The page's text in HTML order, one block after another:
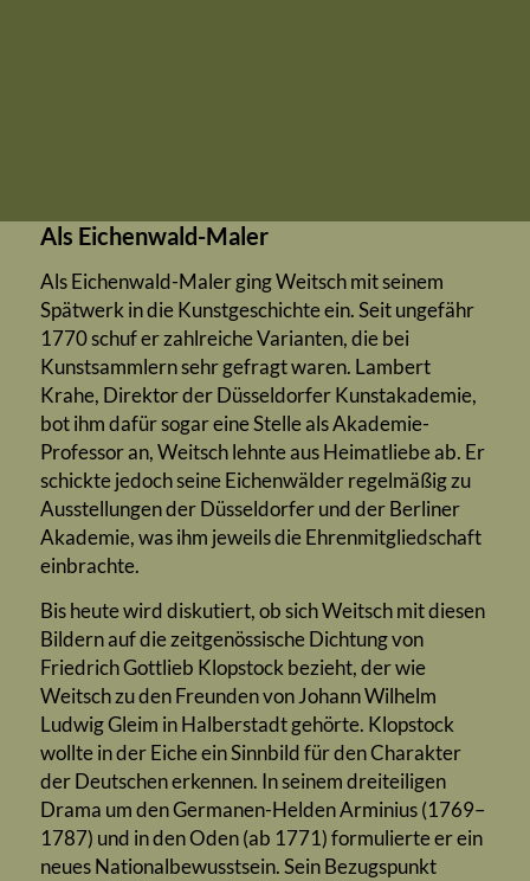
Als Eichenwald-Maler
Als Eichenwald-Maler ging Weitsch mit seinem
Spätwerk in die Kunstgeschichte ein. Seit ungefähr
1770 schuf er zahlreiche Varianten, die bei
Kunstsammlern sehr gefragt waren. Lambert
Krahe, Direktor der Düsseldorfer Kunstakademie,
bot ihm dafür sogar eine Stelle als Akademie-
Professor an, Weitsch lehnte aus Heimatliebe ab. Er
schickte jedoch seine Eichenwälder regelmäßig zu
Ausstellungen der Düsseldorfer und der Berliner
Akademie, was ihm jeweils die Ehrenmitgliedschaft
einbrachte.
Bis heute wird diskutiert, ob sich Weitsch mit diesen
Bildern auf die zeitgenössische Dichtung von
Friedrich Gottlieb Klopstock bezieht, der wie
Weitsch zu den Freunden von Johann Wilhelm
Ludwig Gleim in Halberstadt gehörte. Klopstock
wollte in der Eiche ein Sinnbild für den Charakter
der Deutschen erkennen. In seinem dreiteiligen
Drama um den Germanen-Helden Arminius (1769–
1787) und in den Oden (ab 1771) formulierte er ein
neues Nationalbewusstsein. Sein Bezugspunkt